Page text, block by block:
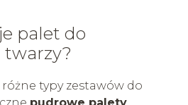
palet do
typy zestawów do
pudrowe palety,